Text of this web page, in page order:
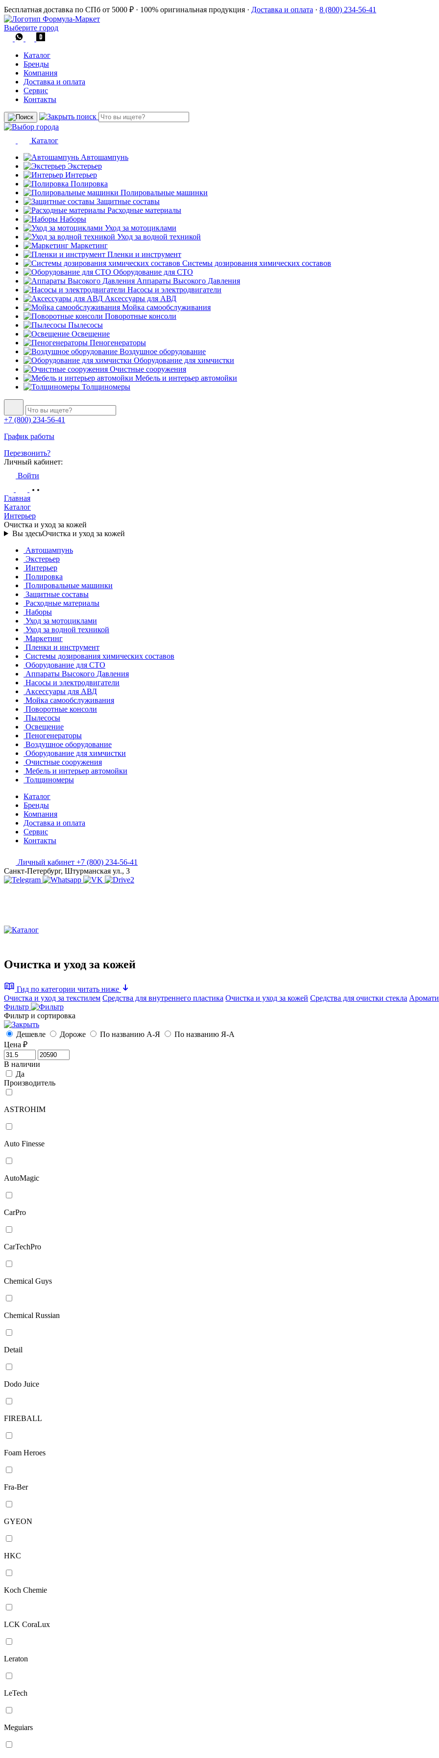
Бесплатная доставка по СПб от 5000 ₽ · 100% оригинальная продукция · Доставка и оплата · 8 (800) 234-56-41
Выберите город
Каталог
Бренды
Компания
Доставка и оплата
Сервис
Контакты
Каталог
Автошампунь
Экстерьер
Интерьер
Полировка
Полировальные машинки
Защитные составы
Расходные материалы
Наборы
Уход за мотоциклами
Уход за водной техникой
Маркетинг
Пленки и инструмент
Системы дозирования химических составов
Оборудование для СТО
Аппараты Высокого Давления
Насосы и электродвигатели
Аксессуары для АВД
Мойка самообслуживания
Поворотные консоли
Пылесосы
Освещение
Пеногенераторы
Воздушное оборудование
Оборудование для химчистки
Очистные сооружения
Мебель и интерьер автомойки
Толщиномеры
+7 (800) 234-56-41
График работы
Перезвонить?
Личный кабинет:
Войти
Главная
Каталог
Интерьер
Очистка и уход за кожей
Вы здесьОчистка и уход за кожей
Автошампунь
Экстерьер
Интерьер
Полировка
Полировальные машинки
Защитные составы
Расходные материалы
Наборы
Уход за мотоциклами
Уход за водной техникой
Маркетинг
Пленки и инструмент
Системы дозирования химических составов
Оборудование для СТО
Аппараты Высокого Давления
Насосы и электродвигатели
Аксессуары для АВД
Мойка самообслуживания
Поворотные консоли
Пылесосы
Освещение
Пеногенераторы
Воздушное оборудование
Оборудование для химчистки
Очистные сооружения
Мебель и интерьер автомойки
Толщиномеры
Каталог
Бренды
Компания
Доставка и оплата
Сервис
Контакты
Личный кабинет +7 (800) 234-56-41
Санкт-Петербург, Штурманская ул., 3
Очистка и уход за кожей
Гид по категории читать ниже
Очистка и уход за текстилем Средства для внутреннего пластика Очистка и уход за кожей Средства для очистки стекла
Фильтр
Фильтр и сортировка
Дешевле Дороже По названию А-Я
По названию Я-А
Цена ₽
В наличии
Да
Производитель
ASTROHIM
Auto Finesse
AutoMagic
CarPro
CarTechPro
Chemical Guys
Chemical Russian
Detail
Dodo Juice
FIREBALL
Foam Heroes
Fra-Ber
GYEON
HKC
Koch Chemie
LCK CoraLux
Leraton
LeTech
Meguiars